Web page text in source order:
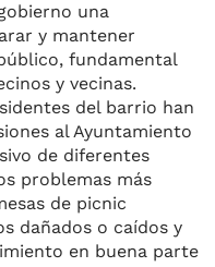
una
y mantener
fundamental
y vecinas.
del barrio han
al Ayuntamiento
de diferentes
problemas más
de picnic
dañados o caídos y
en buena parte